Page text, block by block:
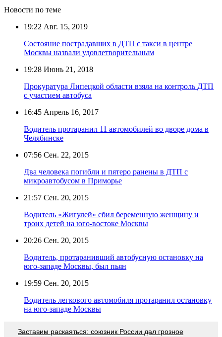
Новости по теме
19:22 Авг. 15, 2019
Состояние пострадавших в ДТП с такси в центре
Москвы назвали удовлетворительным
19:28 Июнь 21, 2018
Прокуратура Липецкой области взяла на контроль ДТП
с участием автобуса
16:45 Апрель 16, 2017
Водитель протаранил 11 автомобилей во дворе дома в
Челябинске
07:56 Сен. 22, 2015
Два человека погибли и пятеро ранены в ДТП с
микроавтобусом в Приморье
21:57 Сен. 20, 2015
Водитель «Жигулей» сбил беременную женщину и
троих детей на юго-востоке Москвы
20:26 Сен. 20, 2015
Водитель, протаранивший автобусную остановку на
юго-западе Москвы, был пьян
19:59 Сен. 20, 2015
Водитель легкового автомобиля протаранил остановку
на юго-западе Москвы
Заставим раскаяться: союзник России дал грозное